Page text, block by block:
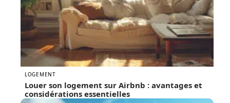
LOGEMENT
Louer son logement sur Airbnb : avantages et
considérations essentielles